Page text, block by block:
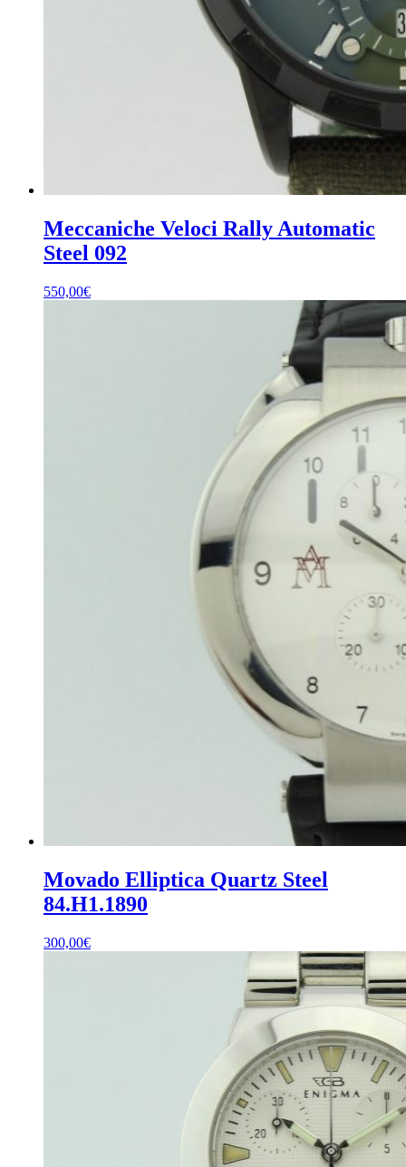
Meccaniche Veloci Rally Automatic
Steel 092
550,00€
Movado Elliptica Quartz Steel
84.H1.1890
300,00€